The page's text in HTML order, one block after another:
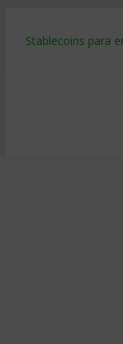
Stablecoins para
Despido
IA en selección
Trabajo forzoso
Mercado hispano